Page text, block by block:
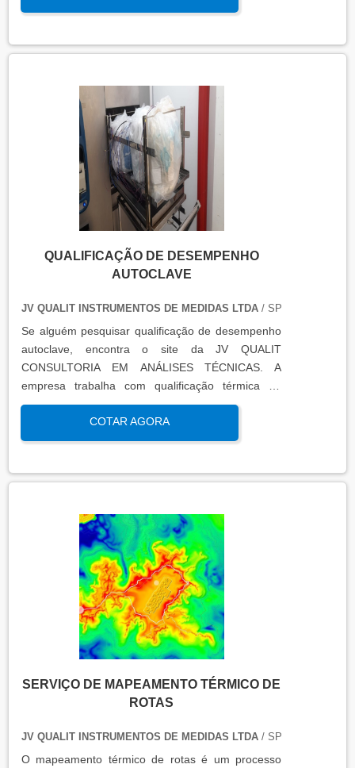
para seus clientes.
QUALIFICAÇÃO DE DESEMPENHO
AUTOCLAVE
JV QUALIT INSTRUMENTOS DE MEDIDAS LTDA/ SP
Se alguém pesquisar qualificação de desempenho
autoclave, encontra o site da JV QUALIT
CONSULTORIA EM ANÁLISES TÉCNICAS. A
empresa trabalha com qualificação térmica de
equipamentos e engenharia, disponibilizando o que
há de mais atual para garantir a qualidade final
para seus clientes.
COTAR AGORA
SERVIÇO DE MAPEAMENTO TÉRMICO DE
ROTAS
JV QUALIT INSTRUMENTOS DE MEDIDAS LTDA/ SP
O mapeamento térmico de rotas é um processo